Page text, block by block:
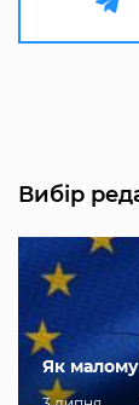
Вибір
Як